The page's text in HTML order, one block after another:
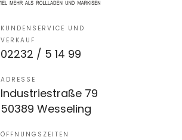
KUNDENSERVICE UND
VERKAUF
02232 / 5 14 99
ADRESSE
Industriestraße 79
50389 Wesseling
ÖFFNUNGSZEITEN